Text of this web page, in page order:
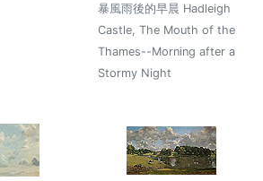
暴風雨後的早晨 Hadleigh
Castle, The Mouth of the
Thames--Morning after a
Stormy Night